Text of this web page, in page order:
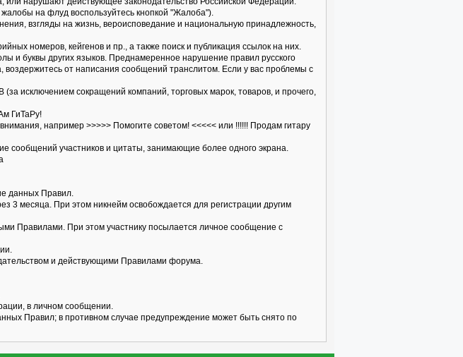
на флуд воспользуйтесь кнопкой "Жалоба").
взгляды на жизнь, вероисповедание и национальную принадлежность,
номеров, кейгенов и пр., а также поиск и публикация ссылок на них.
и буквы других языков. Преднамеренное нарушение правил русского
от написания сообщений транслитом. Если у вас проблемы с
исключением сокращений компаний, торговых марок, товаров, и прочего,
ГиТаРу!
например >>>>> Помогите советом! <<<<< или !!!!!! Продам гитару
сообщений участников и цитаты, занимающие более одного экрана.
данных Правил.
3 месяца. При этом никнейм освобождается для регистрации другим
Правилами. При этом участнику посылается личное сообщение с
и действующими Правилами форума.
в личном сообщении.
Правил; в противном случае предупреждение может быть снято по